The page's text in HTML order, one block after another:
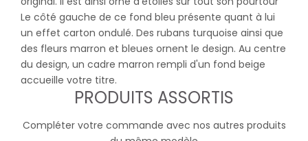
Le côté gauche de ce fond bleu présente quant à lui
un effet carton ondulé. Des rubans turquoise ainsi que
des fleurs marron et bleues ornent le design. Au centre
du design, un cadre marron rempli d'un fond beige
accueille votre titre.
PRODUITS ASSORTIS
Compléter votre commande avec nos autres produits